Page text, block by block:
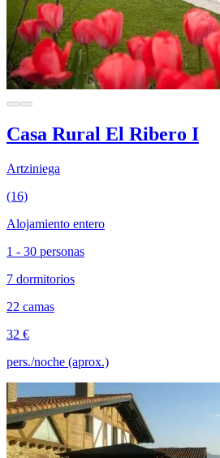
Casa Rural El Ribero I
Artziniega
(16)
Alojamiento entero
1 - 30 personas
7 dormitorios
22 camas
32 €
pers./noche (aprox.)